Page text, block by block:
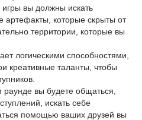
вы должны искать
артефакты, которые скрыты от
территории, которые вы
логическими способностями,
креативные таланты, чтобы
вы будете общаться,
искать себе
помощью ваших друзей вы